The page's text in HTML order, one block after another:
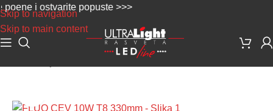
Skip to navigation
Skip to main content
i ostvarite popuste >>>